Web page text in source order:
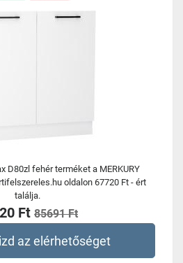
D80zl fehér terméket a MERKURY
oldalon 67720 Ft - ért
találja.
Ft 85691 Ft
az elérhetőséget